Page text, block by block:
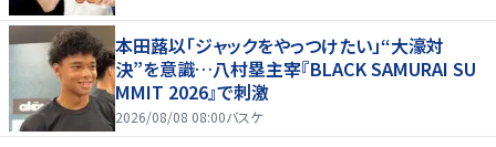
本田蕗以「ジャックをやっつけたい」“大濠対
決”を意識…八村塁主宰『BLACK SAMURAI SU
MMIT 2026』で刺激
2026/08/08 08:00バスケ